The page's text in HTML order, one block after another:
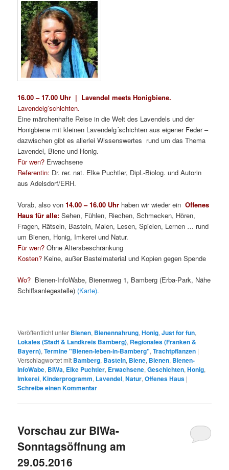
16.00 – 17.00 Uhr | Lavendel meets Honigbiene.
Lavendelg’schichten.
Eine märchenhafte Reise in die Welt des Lavendels und der
Honigbiene mit kleinen Lavendelg´schichten aus eigener Feder –
dazwischen gibt es allerlei Wissenswertes rund um das Thema
Lavendel, Biene und Honig.
Für wen? Erwachsene
Referentin: Dr. rer. nat. Elke Puchtler, Dipl.-Biolog. und Autorin
aus Adelsdorf/ERH.
Vorab, also von14.00 – 16.00 Uhr haben wir wieder ein Offenes
Haus für alle:Sehen, Fühlen, Riechen, Schmecken, Hören,
Fragen, Rätseln, Basteln, Malen, Lesen, Spielen, Lernen … rund
um Bienen, Honig, Imkerei und Natur.
Für wen? Ohne Altersbeschränkung
Kosten? Keine, außer Bastelmaterial und Kopien gegen Spende
Wo? Bienen-InfoWabe, Bienenweg 1, Bamberg (Erba-Park, Nähe
Schiffsanlegestelle) (Karte).
Veröffentlicht unter Bienen, Bienennahrung,Honig,Just for fun,
Lokales (Stadt & Landkreis Bamberg), Regionales (Franken &
Bayern),Termine "Bienen-leben-in-Bamberg",Trachtpflanzen |
Verschlagwortet mit Bamberg, Basteln, Biene, Bienen, Bienen-
InfoWabe, BIWa, Elke Puchtler, Erwachsene,Geschichten,Honig,
Imkerei,Kinderprogramm, Lavendel,Natur,Offenes Haus |
Schreibe einen Kommentar
Vorschau zur BIWa-
Sonntagsöffnung am
29.05.2016